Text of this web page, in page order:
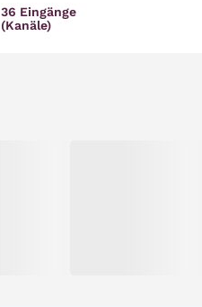
36 Eingänge
(Kanäle)